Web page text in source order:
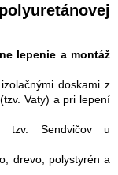
lepenie a montáž
doskami z
Vaty) a pri lepení
tzv. Sendvičov u
drevo, polystyrén a